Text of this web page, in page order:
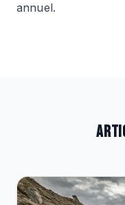
annuel.